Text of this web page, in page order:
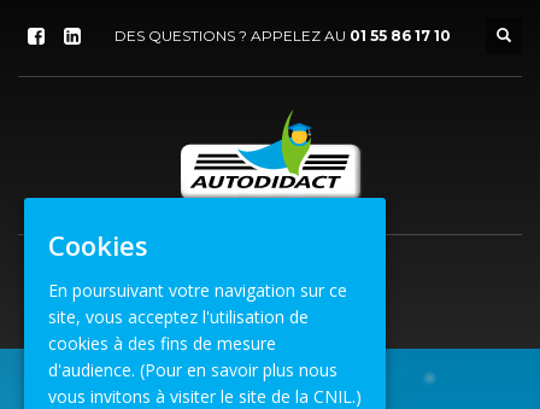
DES QUESTIONS ? APPELEZ AU 01 55 86 17 10
Cookies
En poursuivant votre navigation sur ce
site, vous acceptez l'utilisation de
cookies à des fins de mesure
d'audience. (Pour en savoir plus nous
vous invitons à visiter le site de la CNIL.)